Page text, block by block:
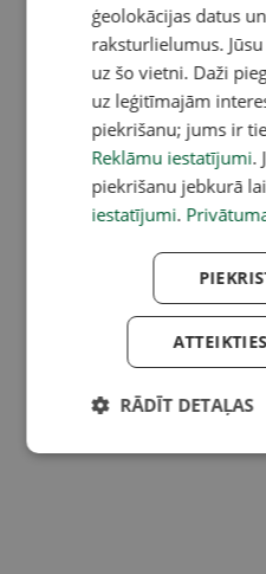
ģeolokācijas datus
raksturlielumus.
uz šo vietni. Daži
uz leģitīmajām
piekrišanu; jums ir
Reklāmu iestatījumi.
piekrišanu jebkurā
iestatījumi.
RĀDĪT DETAĻAS